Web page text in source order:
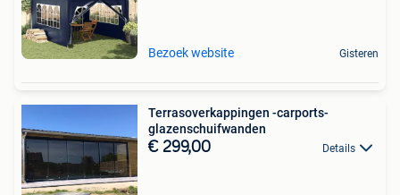
Bezoek website Gisteren
Terrasoverkappingen -carports-
glazenschuifwanden
€ 299,00 Details